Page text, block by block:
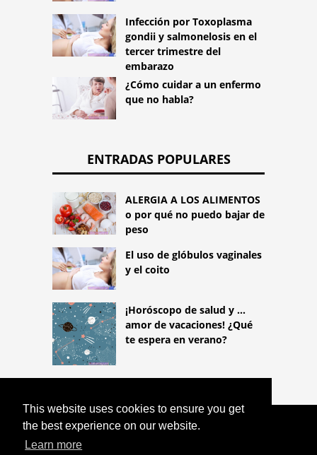
This website uses cookies to ensure you get
the best experience on our website.
Learn more
Infección por Toxoplasma
gondii y salmonelosis en el
tercer trimestre del
embarazo
¿Cómo cuidar a un enfermo
que no habla?
ENTRADAS POPULARES
ALERGIA A LOS ALIMENTOS
o por qué no puedo bajar de
peso
El uso de glóbulos vaginales
y el coito
¡Horóscopo de salud y ...
amor de vacaciones! ¿Qué
te espera en verano?
COPYRIGHT 2026
HTTPS://LIFESTYLEMED.NET